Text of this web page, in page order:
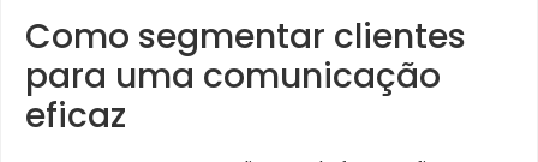
Como segmentar clientes
para uma comunicação
eficaz